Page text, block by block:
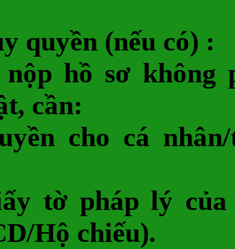
quyền (nếu có)
hồ sơ
cần:
cho cá
tờ pháp lý
Hộ chiếu).